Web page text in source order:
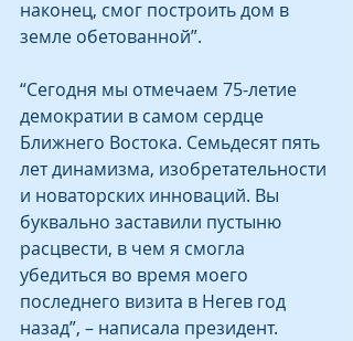
наконец, смог построить дом в
земле обетованной”.
“Сегодня мы отмечаем 75-летие
демократии в самом сердце
Ближнего Востока. Семьдесят пять
лет динамизма, изобретательности
и новаторских инноваций. Вы
буквально заставили пустыню
расцвести, в чем я смогла
убедиться во время моего
последнего визита в Негев год
назад”, – написала президент.